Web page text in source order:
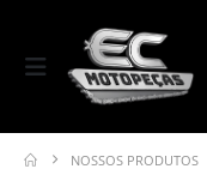
NOSSOS PRODUTOS